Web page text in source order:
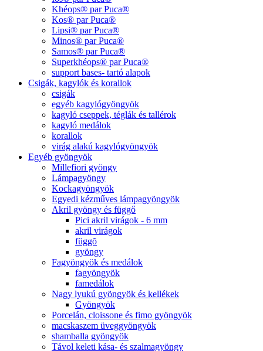
Khéops® par Puca®
Kos® par Puca®
Lipsi® par Puca®
Minos® par Puca®
Samos® par Puca®
Superkhéops® par Puca®
support bases- tartó alapok
Csigák, kagylók és korallok
csigák
egyéb kagylógyöngyök
kagyló cseppek, téglák és tallérok
kagyló medálok
korallok
virág alakú kagylógyöngyök
Egyéb gyöngyök
Millefiori gyöngy
Lámpagyöngy
Kockagyöngyök
Egyedi kézműves lámpagyöngyök
Akril gyöngy és függő
Pici akril virágok - 6 mm
akril virágok
függõ
gyöngy
Fagyöngyök és medálok
fagyöngyök
famedálok
Nagy lyukú gyöngyök és kellékek
Gyöngyök
Porcelán, cloissone és fimo gyöngyök
macskaszem üveggyöngyök
shamballa gyöngyök
Távol keleti kása- és szalmagyöngy